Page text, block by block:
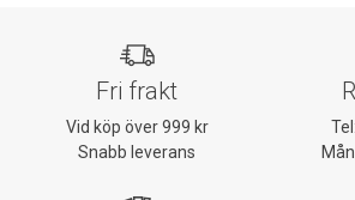
Fri frakt
Vid köp över 999 kr
Snabb leverans
Tel: